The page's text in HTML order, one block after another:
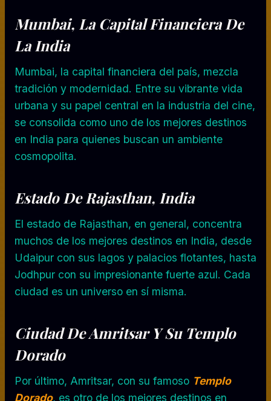
Mumbai, La Capital Financiera De
La India
Mumbai, la capital financiera del país, mezcla
tradición y modernidad. Entre su vibrante vida
urbana y su papel central en la industria del cine,
se consolida como uno de los mejores destinos
en India para quienes buscan un ambiente
cosmopolita.
Estado De Rajasthan, India
El estado de Rajasthan, en general, concentra
muchos de los mejores destinos en India, desde
Udaipur con sus lagos y palacios flotantes, hasta
Jodhpur con su impresionante fuerte azul. Cada
ciudad es un universo en sí misma.
Ciudad De Amritsar Y Su Templo
Dorado
Por último, Amritsar, con su famoso Templo
Dorado, es otro de los mejores destinos en